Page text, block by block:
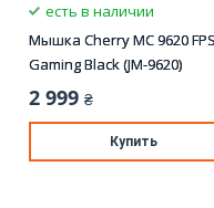
есть в наличии
Мышка Cherry MC 9620 FPS
Gaming Black (JM-9620)
2 999 ₴
Купить